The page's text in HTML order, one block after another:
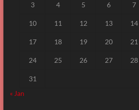
3 4 5 6 7
10 11 12 13 14
17 18 19 20 21
24 25 26 27 28
31
« Jan